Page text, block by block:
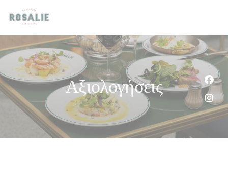
Πίνακας διαχείρισης "Μπισκότων" (Cookies)
Αξιολογήσεις